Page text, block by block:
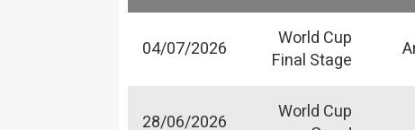
04/07/2026
World Cup
Final Stage
28/06/2026
World Cup